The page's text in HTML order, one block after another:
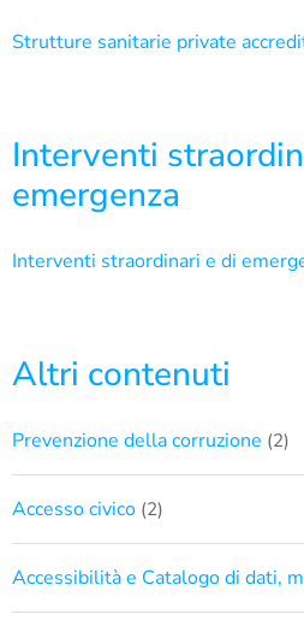
Strutture sanitarie private
Interventi
emergenza
Interventi straordinari e di
Altri contenuti
Prevenzione della corruzione (2)
Accesso civico (2)
Accessibilità e Catalogo di dati,